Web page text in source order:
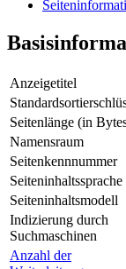
Anzeigetitel
Seitenlänge (in
Namensraum
Seitenkennnummer
Seiteninhaltssprache
Seiteninhaltsmodell
Indizierung durch
Suchmaschinen
Anzahl der